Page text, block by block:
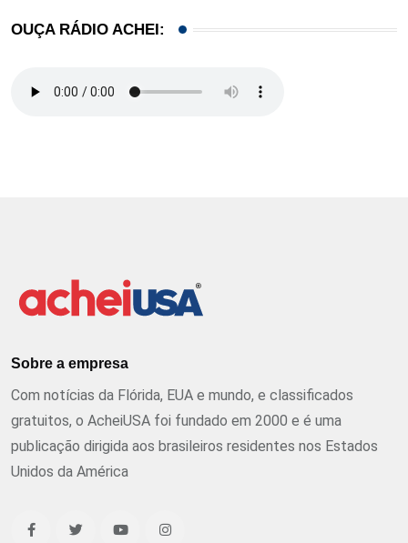
OUÇA RÁDIO ACHEI:
Sobre a empresa
Com notícias da Flórida, EUA e mundo, e classificados
gratuitos, o AcheiUSA foi fundado em 2000 e é uma
publicação dirigida aos brasileiros residentes nos Estados
Unidos da América